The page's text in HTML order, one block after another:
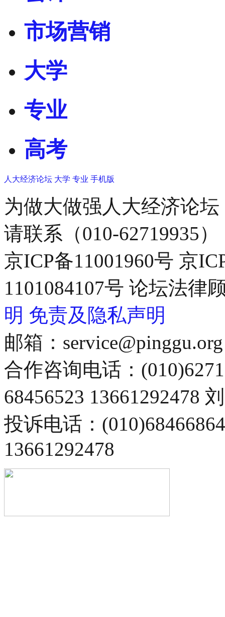
市场营销
大学
专业
高考
人大经济论坛 大学 专业 手机版
为做大做强人大经济论
请联系（010-62719935）
京ICP备11001960号 京
1101084107号 论坛法律
明 免责及隐私声明
邮箱：service@pinggu.org
合作咨询电话：
68456523 13661292478
投诉电话：
13661292478